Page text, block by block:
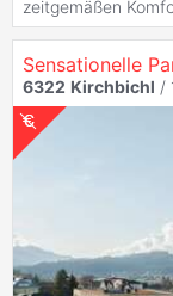
zeitgemäßen
6322 Kirchbichl /